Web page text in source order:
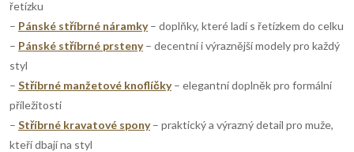
v
ý
p
i
řetízku
– Pánské stříbrné náramky– doplňky, které ladí s řetízkem do celku
– Pánské stříbrné prsteny– decentní i výraznější modely pro každý
styl
– Stříbrné manžetové knoflíčky– elegantní doplněk pro formální
příležitosti
– Stříbrné kravatové spony– praktický a výrazný detail pro muže,
kteří dbají na styl